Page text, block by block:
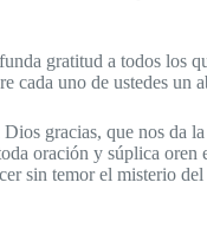
gratitud a todos los
cada uno de ustedes un
Dios gracias, que nos da
oración y súplica oren
sin temor el misterio